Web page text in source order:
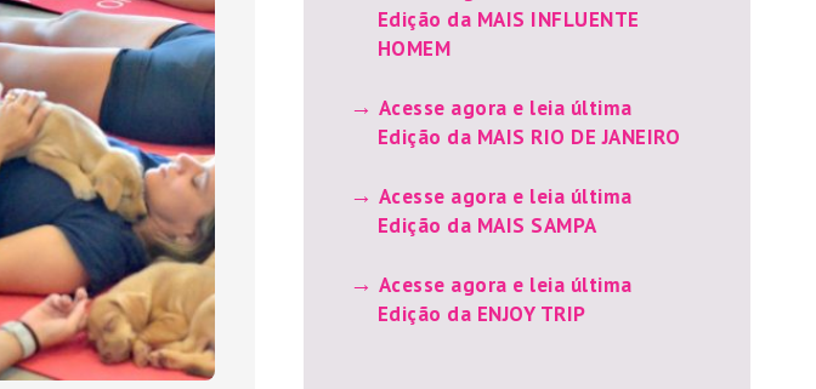
Edição da MAIS INFLUENTE
HOMEM
Acesse agora e leia última
Edição da MAIS RIO DE JANEIRO
Acesse agora e leia última
Edição da MAIS SAMPA
Acesse agora e leia última
Edição da ENJOY TRIP